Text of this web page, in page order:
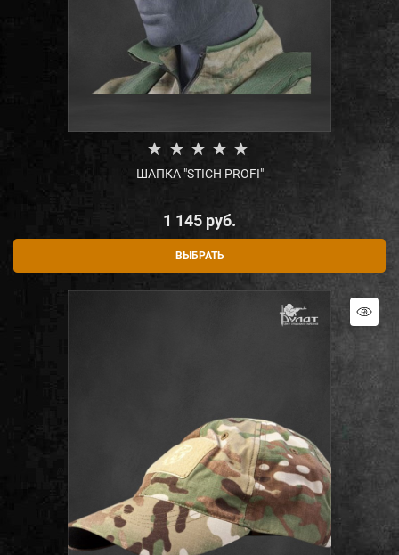
ШАПКА "STICH PROFI"
1 145 руб.
ВЫБРАТЬ